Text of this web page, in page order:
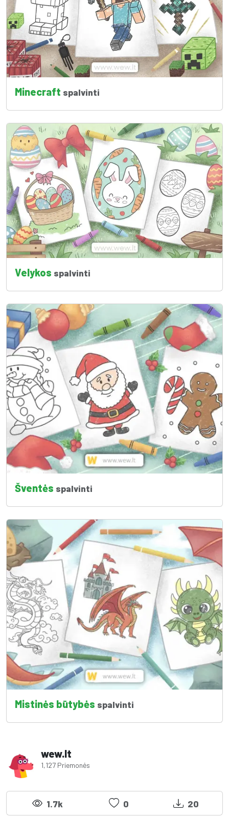
Minecraft spalvinti
Velykos spalvinti
Šventės spalvinti
Mistinės būtybės spalvinti
wew.lt
1,127 Priemonės
1.7k 0 20